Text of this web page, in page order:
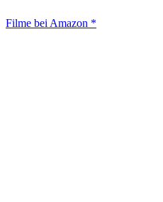
Filme bei Amazon *